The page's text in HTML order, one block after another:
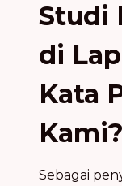
Studi
di
Kata
Kami?
Sebagai